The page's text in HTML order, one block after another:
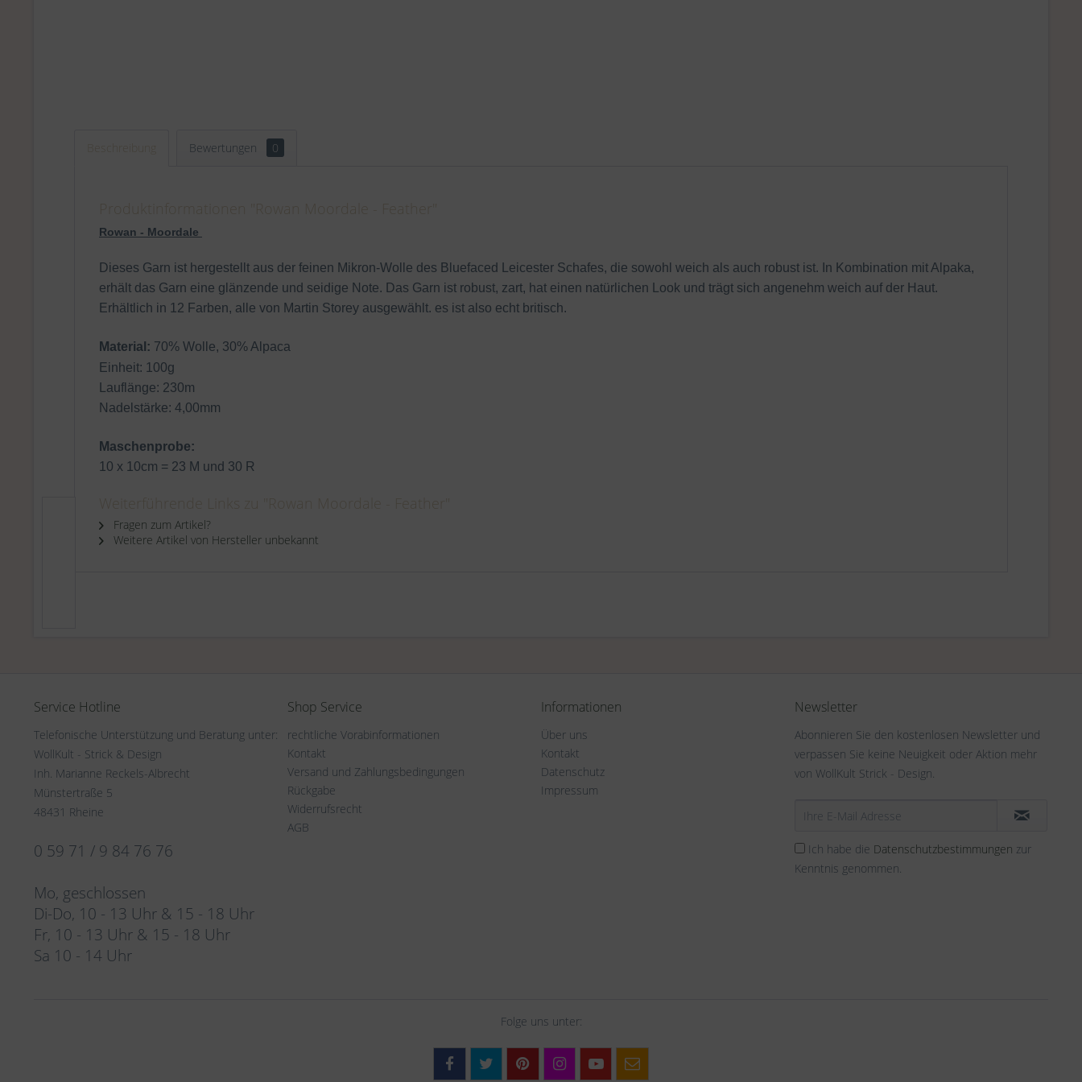
Bewertungen 0
Rowan - Moordale
Dieses Garn ist hergestellt aus der feinen Mikron-Wolle des Bluefaced Leicester Schafes, die sowohl weich als auch robust ist. In Kombination mit Alpaka,
erhält das Garn eine glänzende und seidige Note. Das Garn ist robust, zart, hat einen natürlichen Look und trägt sich angenehm weich auf der Haut.
Erhältlich in 12 Farben, alle von Martin Storey ausgewählt. es ist also echt britisch.
Material: 70% Wolle, 30% Alpaca
Einheit: 100g
Lauflänge: 230m
Nadelstärke: 4,00mm
Maschenprobe:
10 x 10cm = 23 M und 30 R
Fragen zum Artikel?
Weitere Artikel von Hersteller unbekannt
Service Hotline
Telefonische Unterstützung und Beratung unter:
WollKult - Strick & Design
Inh. Marianne Reckels-Albrecht
Münstertraße 5
48431 Rheine
0 59 71 / 9 84 76 76
Mo, geschlossen
Di-Do, 10 - 13 Uhr & 15 - 18 Uhr
Fr, 10 - 13 Uhr & 15 - 18 Uhr
Sa 10 - 14 Uhr
Shop Service
rechtliche Vorabinformationen
Kontakt
Versand und Zahlungsbedingungen
Rückgabe
Widerrufsrecht
AGB
Informationen
Über uns
Kontakt
Datenschutz
Impressum
Newsletter
Abonnieren Sie den kostenlosen Newsletter und
verpassen Sie keine Neuigkeit oder Aktion mehr
von WollKult Strick - Design.
Ich habe die Datenschutzbestimmungen zur
Kenntnis genommen.
Folge uns unter: